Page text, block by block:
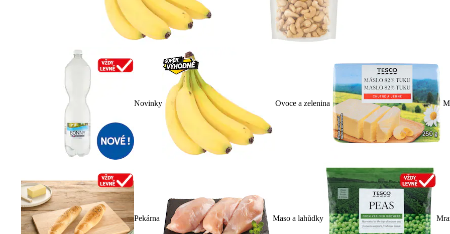
Novinky Ovoce a zelenina
Pekárna Maso a lahůdky